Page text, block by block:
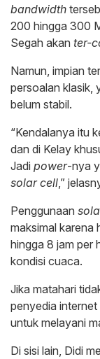
bandwidth
200 hingga 300
Segah akan ter-
Namun, impian
persoalan klasik,
belum stabil.
“Kendalanya itu
dan di Kelay
Jadi power-nya
solar cell ,”
Penggunaan
maksimal karena
hingga 8 jam per
kondisi cuaca.
Jika matahari
penyedia
untuk melayani
Di sisi lain, Didi